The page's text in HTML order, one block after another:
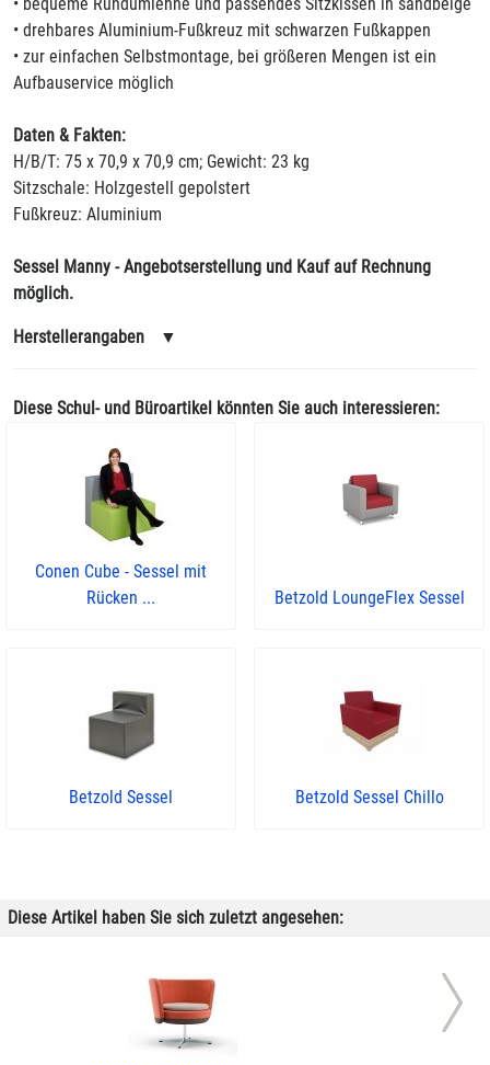
• drehbares Aluminium-Fußkreuz mit schwarzen Fußkappen
• zur einfachen Selbstmontage, bei größeren Mengen ist ein
Aufbauservice möglich
Daten & Fakten:
H/B/T: 75 x 70,9 x 70,9 cm; Gewicht: 23 kg
Sitzschale: Holzgestell gepolstert
Fußkreuz: Aluminium
Sessel Manny - Angebotserstellung und Kauf auf Rechnung
möglich.
Herstellerangaben ▼
Diese Schul- und Büroartikel könnten Sie auch interessieren:
Conen Cube - Sessel mit
Rücken ...
Betzold LoungeFlex Sessel
Betzold Sessel Betzold Sessel Chillo
Diese Artikel haben Sie sich zuletzt angesehen: